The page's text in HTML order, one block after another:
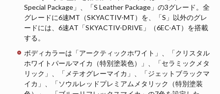
Special Package」、「S Leather Package」の3グレード。全
グレードに6速MT（SKYACTIV-MT）を、「S」以外のグレ
ードには、6速AT「SKYACTIV-DRIVE」（6EC-AT）を搭載
する。
ボディカラーは「アークティックホワイト」、「クリスタル
ホワイトパールマイカ（特別塗装色）」、「セラミックメタ
リック」、「メテオグレーマイカ」、「ジェットブラックマ
イカ」、「ソウルレッドプレミアムメタリック（特別塗装